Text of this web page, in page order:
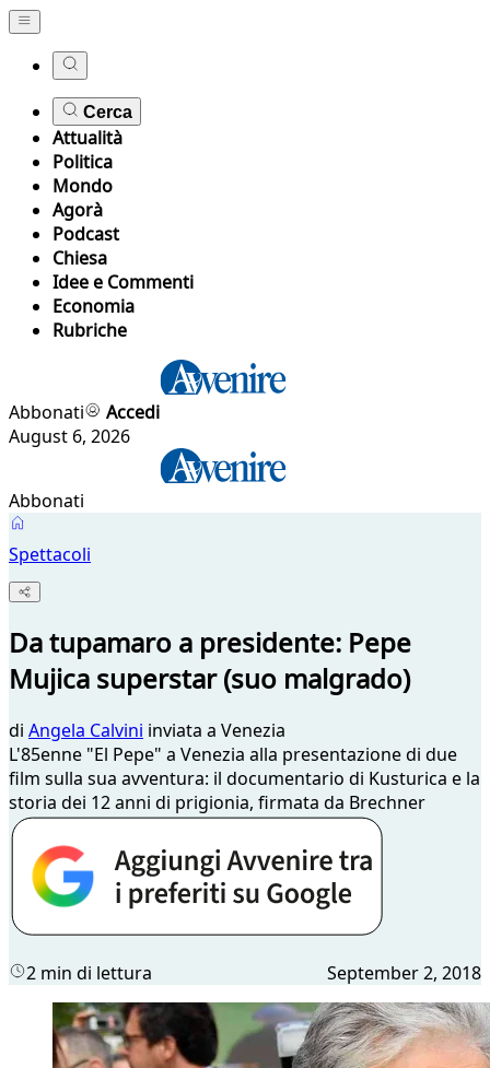
Cerca
Attualità
Politica
Mondo
Agorà
Podcast
Chiesa
Idee e Commenti
Economia
Rubriche
Abbonati
Accedi
August 6, 2026
Abbonati
Spettacoli
Da tupamaro a presidente: Pepe
Mujica superstar (suo malgrado)
di Angela Calvini inviata a Venezia
L'85enne "El Pepe" a Venezia alla presentazione di due
film sulla sua avventura: il documentario di Kusturica e la
storia dei 12 anni di prigionia, firmata da Brechner
2 min di lettura September 2, 2018